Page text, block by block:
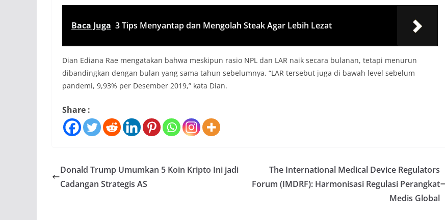
Baca Juga 3 Tips Menyantap dan Mengolah Steak Agar Lebih Lezat
Dian Ediana Rae mengatakan bahwa meskipun rasio NPL dan LAR naik secara bulanan, tetapi menurun
dibandingkan dengan bulan yang sama tahun sebelumnya. “LAR tersebut juga di bawah level sebelum
pandemi, 9,93% per Desember 2019,” kata Dian.
Share :
Donald Trump Umumkan 5 Koin Kripto Ini jadi
Cadangan Strategis AS
The International Medical Device Regulators
Forum (IMDRF): Harmonisasi Regulasi Perangkat
Medis Global